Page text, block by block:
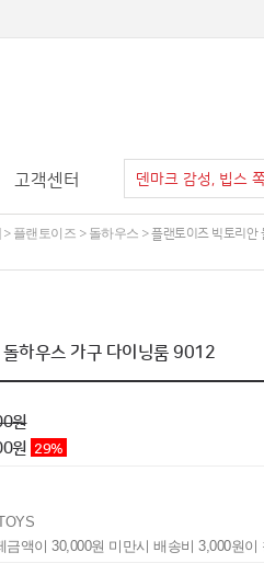
고객센터
> 플랜토이즈 > 돌하우스 > 플랜토이즈 빅토리안
하우스 가구 다이닝룸 9012
원
원 29%
금액이 30,000원 미만시 배송비 3,000원이